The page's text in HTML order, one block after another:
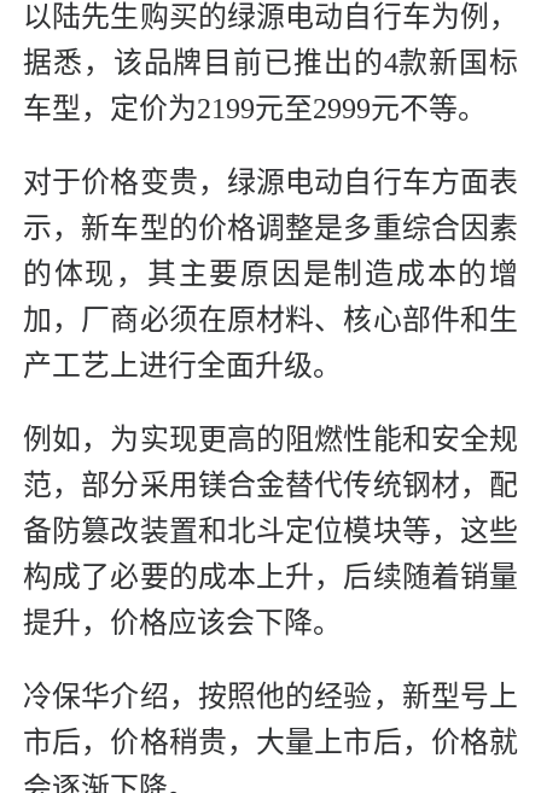
以陆先生购买的绿源电动自行车为例，
据悉，该品牌目前已推出的4款新国标
车型，定价为2199元至2999元不等。
对于价格变贵，绿源电动自行车方面表
示，新车型的价格调整是多重综合因素
的体现，其主要原因是制造成本的增
加，厂商必须在原材料、核心部件和生
产工艺上进行全面升级。
例如，为实现更高的阻燃性能和安全规
范，部分采用镁合金替代传统钢材，配
备防篡改装置和北斗定位模块等，这些
构成了必要的成本上升，后续随着销量
提升，价格应该会下降。
冷保华介绍，按照他的经验，新型号上
市后，价格稍贵，大量上市后，价格就